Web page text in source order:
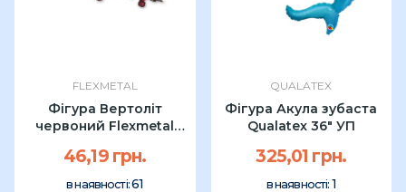
FLEXMETAL
Фігура Вертоліт
червоний Flexmetal
46,19 грн.
в наявності:61
QUALATEX
Фігура Акула зубаста
Qualatex 36" УП
325,01 грн.
в наявності: 1